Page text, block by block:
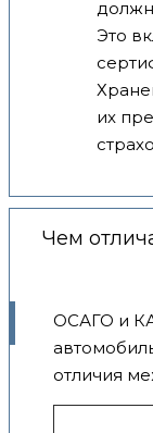
Это
их
Чем
ОСАГО и
отличия